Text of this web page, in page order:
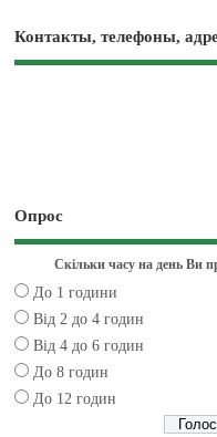
Контакты, телефоны,
Опрос
Скільки часу на день Ви
До 1 години
Від 2 до 4 годин
Від 4 до 6 годин
До 8 годин
До 12 годин